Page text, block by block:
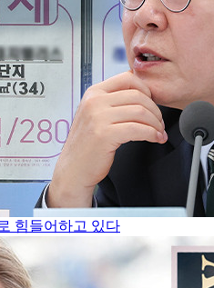
힘들어하고 있다